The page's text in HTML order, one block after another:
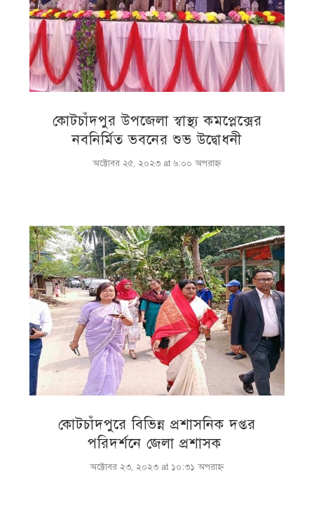
কোটচাঁদপুর উপজেলা স্বাস্থ্য কমপ্লেক্সের
নবনির্মিত ভবনের শুভ উদ্বোধনী
অক্টোবর ২৫, ২০২৩ at ৬:০০ অপরাহ্ণ
কোটচাঁদপুরে বিভিন্ন প্রশাসনিক দপ্তর
পরিদর্শনে জেলা প্রশাসক
অক্টোবর ২৩, ২০২৩ at ১০:৩১ অপরাহ্ণ